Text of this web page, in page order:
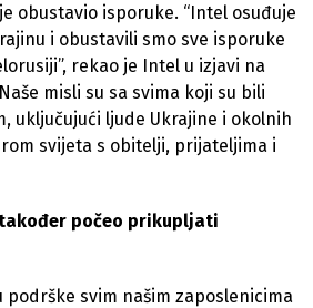
obustavio isporuke. “Intel osuđuje
i obustavili smo sve isporuke
rekao je Intel u izjavi na
misli su sa svima koji su bili
uključujući ljude Ukrajine i okolnih
svijeta s obitelji, prijateljima i
počeo prikupljati
podrške svim našim zaposlenicima